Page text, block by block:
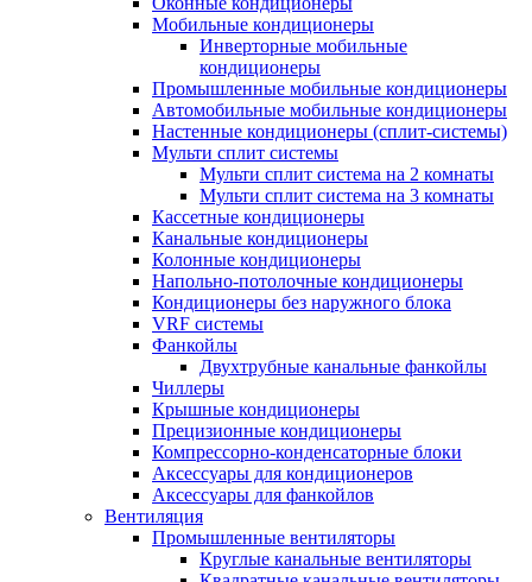
Мобильные кондиционеры
Инверторные мобильные
кондиционеры
Промышленные мобильные кондиционеры
Автомобильные мобильные кондиционеры
Настенные кондиционеры (сплит-системы)
Мульти сплит системы
Мульти сплит система на 2 комнаты
Мульти сплит система на 3 комнаты
Кассетные кондиционеры
Канальные кондиционеры
Колонные кондиционеры
Напольно-потолочные кондиционеры
Кондиционеры без наружного блока
VRF системы
Фанкойлы
Двухтрубные канальные фанкойлы
Чиллеры
Крышные кондиционеры
Прецизионные кондиционеры
Компрессорно-конденсаторные блоки
Аксессуары для кондиционеров
Аксессуары для фанкойлов
Вентиляция
Промышленные вентиляторы
Круглые канальные вентиляторы